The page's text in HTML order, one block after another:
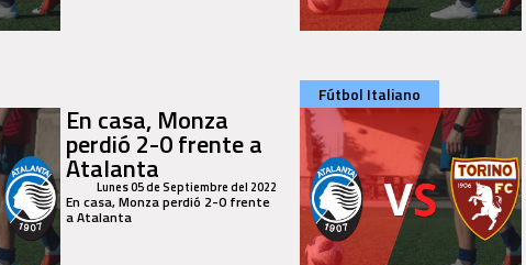
En casa, Monza
perdió 2-0 frente a
Atalanta
Lunes 05 de Septiembre del 2022
En casa, Monza perdió 2-0 frente
a Atalanta
Fútbol Italiano